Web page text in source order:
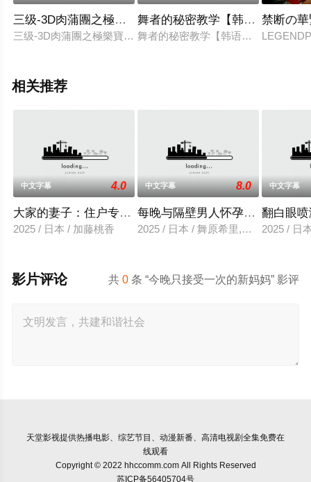
三级-3D肉蒲團之極樂寶鑑导演剪辑版【粤语英字】mkv
三级-3D肉蒲團之極樂寶鑑导演剪辑版【粤语英字】mkv
舞者的秘密教学【韩语中字】
舞者的秘密教学【韩语中字】rmvb
禁断の
相关推荐
中文字幕 4.0
大家的妻子：住户专用洞口
2025 / 日本 / 加藤桃香
中文字幕 8.0
每晚与隔壁男人怀孕性爱
2025 / 日本 / 舞原希里,佐川金二
中文字幕
翻白眼
2025 / 日
共0 条 “今晚只接受一次的新妈妈” 影评
影片评论
天堂影视提供热播电影、综艺节目、动漫新番、高清电视剧全集免费在
线观看
Copyright © 2022 hhccomm.com All Rights Reserved
苏ICP备56405704号